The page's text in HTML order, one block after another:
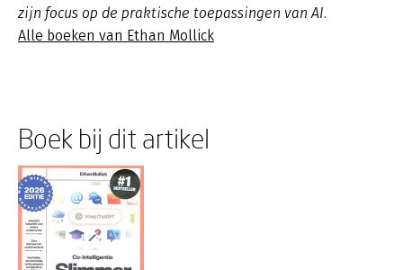
zijn focus op de praktische toepassingen van AI.
Alle boeken van Ethan Mollick
Boek bij dit artikel